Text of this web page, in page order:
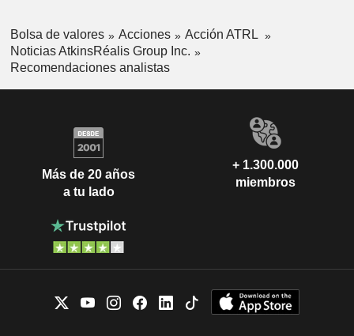
Bolsa de valores Acciones
Acción ATRL
Noticias AtkinsRéalis Group Inc.
Recomendaciones analistas
Más de 20 años
a tu lado
+ 1.300.000
miembros